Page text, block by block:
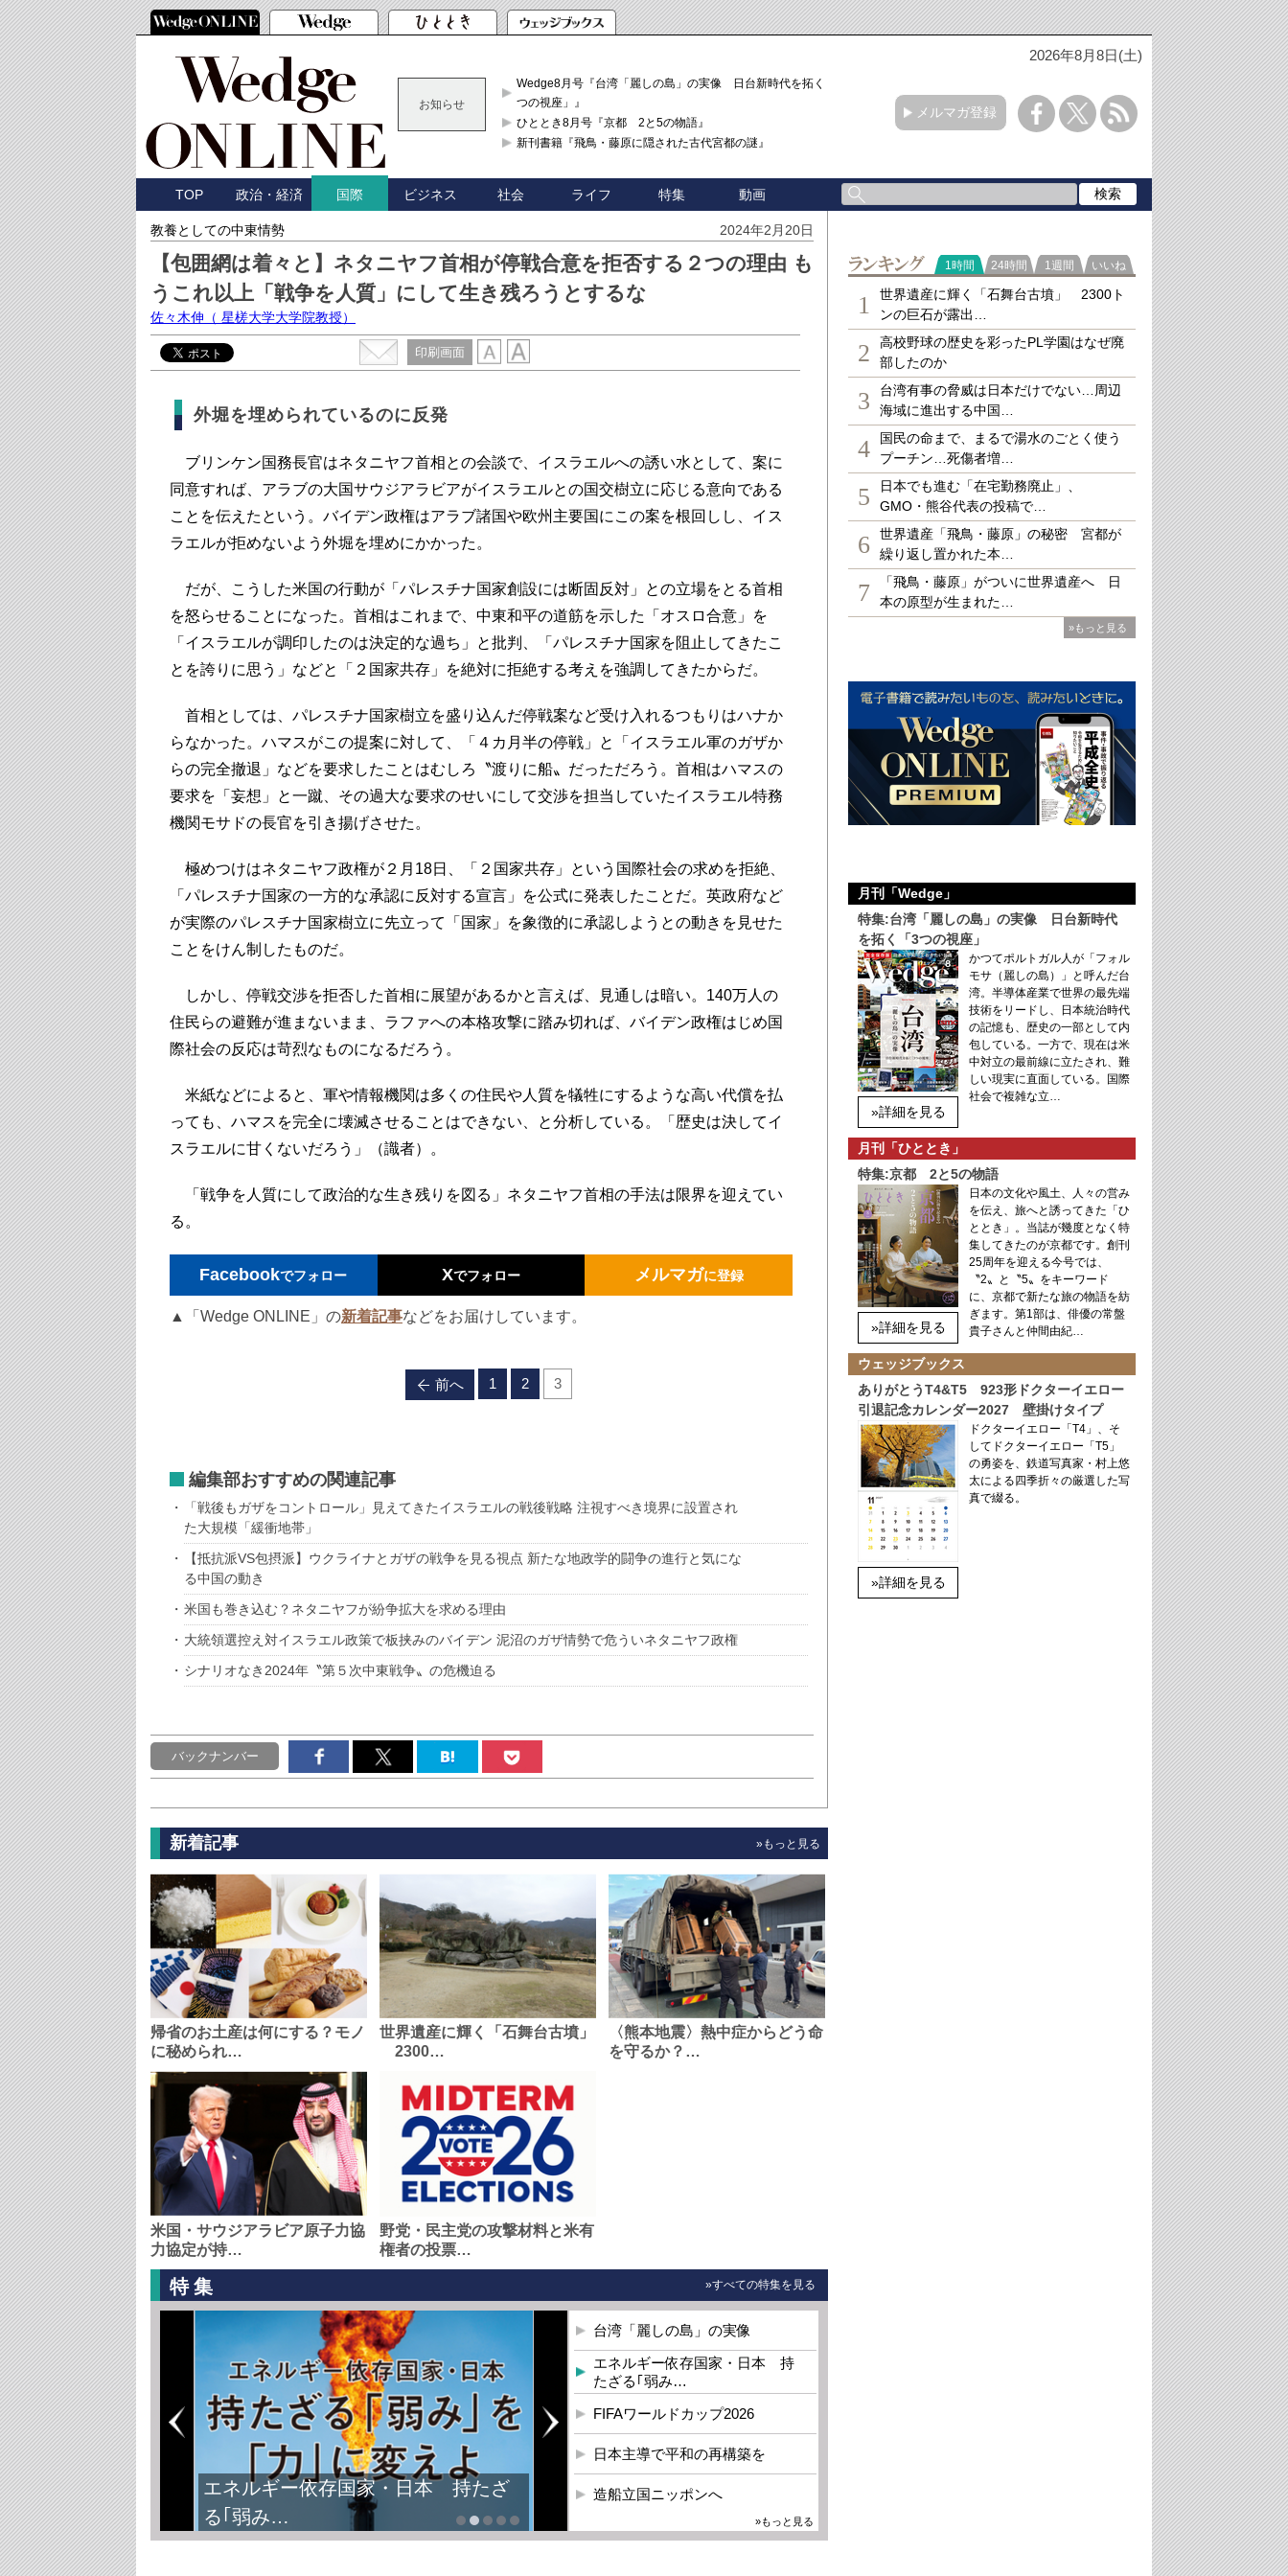
2026年8月8日(土)
お知らせ
Wedge8月号『台湾「麗しの島」の実像 日台新時代を拓く「3
つの視座」』
ひととき8月号『京都 2と5の物語』
新刊書籍『飛鳥・藤原に隠された古代宮都の謎』
メルマガ登録
TOP 政治・経済 国際 ビジネス 社会 ライフ 特集 動画
教養としての中東情勢 2024年2月20日
【包囲網は着々と】ネタニヤフ首相が停戦合意を拒否する２つの理由 も
うこれ以上「戦争を人質」にして生き残ろうとするな
佐々木伸 （ 星槎大学大学院教授）
印刷画面
外堀を埋められているのに反発
ブリンケン国務長官はネタニヤフ首相との会談で、イスラエルへの誘い水として、案に
同意すれば、アラブの大国サウジアラビアがイスラエルとの国交樹立に応じる意向である
ことを伝えたという。バイデン政権はアラブ諸国や欧州主要国にこの案を根回しし、イス
ラエルが拒めないよう外堀を埋めにかかった。
だが、こうした米国の行動が「パレスチナ国家創設には断固反対」との立場をとる首相
を怒らせることになった。首相はこれまで、中東和平の道筋を示した「オスロ合意」を
「イスラエルが調印したのは決定的な過ち」と批判、「パレスチナ国家を阻止してきたこ
とを誇りに思う」などと「２国家共存」を絶対に拒絶する考えを強調してきたからだ。
首相としては、パレスチナ国家樹立を盛り込んだ停戦案など受け入れるつもりはハナか
らなかった。ハマスがこの提案に対して、「４カ月半の停戦」と「イスラエル軍のガザか
らの完全撤退」などを要求したことはむしろ〝渡りに船〟だっただろう。首相はハマスの
要求を「妄想」と一蹴、その過大な要求のせいにして交渉を担当していたイスラエル特務
機関モサドの長官を引き揚げさせた。
極めつけはネタニヤフ政権が２月18日、「２国家共存」という国際社会の求めを拒絶、
「パレスチナ国家の一方的な承認に反対する宣言」を公式に発表したことだ。英政府など
が実際のパレスチナ国家樹立に先立って「国家」を象徴的に承認しようとの動きを見せた
ことをけん制したものだ。
しかし、停戦交渉を拒否した首相に展望があるかと言えば、見通しは暗い。140万人の
住民らの避難が進まないまま、ラファへの本格攻撃に踏み切れば、バイデン政権はじめ国
際社会の反応は苛烈なものになるだろう。
米紙などによると、軍や情報機関は多くの住民や人質を犠牲にするような高い代償を払
っても、ハマスを完全に壊滅させることはできない、と分析している。「歴史は決してイ
スラエルに甘くないだろう」（識者）。
「戦争を人質にして政治的な生き残りを図る」ネタニヤフ首相の手法は限界を迎えてい
る。
Facebookでフォロー Xでフォロー メルマガに登録
▲「Wedge ONLINE」の新着記事などをお届けしています。
前へ 1 2 3
編集部おすすめの関連記事
「戦後もガザをコントロール」見えてきたイスラエルの戦後戦略 注視すべき境界に設置され
た大規模「緩衝地帯」
【抵抗派VS包摂派】ウクライナとガザの戦争を見る視点 新たな地政学的闘争の進行と気にな
る中国の動き
米国も巻き込む？ネタニヤフが紛争拡大を求める理由
大統領選控え対イスラエル政策で板挟みのバイデン 泥沼のガザ情勢で危ういネタニヤフ政権
シナリオなき2024年〝第５次中東戦争〟の危機迫る
バックナンバー
新着記事 »もっと見る
帰省のお土産は何にする？モノ
に秘められ…
世界遺産に輝く「石舞台古墳」
2300…
〈熊本地震〉熱中症からどう命
を守るか？…
米国・サウジアラビア原子力協
力協定が持…
野党・民主党の攻撃材料と米有
権者の投票…
特集 »すべての特集を見る
エネルギー依存国家・日本 持たざ
る｢弱み…
台湾「麗しの島」の実像
エネルギー依存国家・日本 持
たざる｢弱み…
FIFAワールドカップ2026
日本主導で平和の再構築を
造船立国ニッポンへ
»もっと見る
ランキング
1時間 24時間 1週間 いいね
1
世界遺産に輝く「石舞台古墳」 2300ト
ンの巨石が露出…
2
高校野球の歴史を彩ったPL学園はなぜ廃
部したのか
3
台湾有事の脅威は日本だけでない…周辺
海域に進出する中国…
4
国民の命まで、まるで湯水のごとく使う
プーチン…死傷者増…
5
日本でも進む「在宅勤務廃止」、
GMO・熊谷代表の投稿で…
6
世界遺産「飛鳥・藤原」の秘密 宮都が
繰り返し置かれた本…
7
「飛鳥・藤原」がついに世界遺産へ 日
本の原型が生まれた…
»もっと見る
月刊「Wedge」
特集:台湾「麗しの島」の実像 日台新時代
を拓く「3つの視座」
»詳細を見る
かつてポルトガル人が「フォル
モサ（麗しの島）」と呼んだ台
湾。半導体産業で世界の最先端
技術をリードし、日本統治時代
の記憶も、歴史の一部として内
包している。一方で、現在は米
中対立の最前線に立たされ、難
しい現実に直面している。国際
社会で複雑な立…
月刊「ひととき」
特集:京都 2と5の物語
»詳細を見る
日本の文化や風土、人々の営み
を伝え、旅へと誘ってきた「ひ
ととき」。当誌が幾度となく特
集してきたのが京都です。創刊
25周年を迎える今号では、
〝2〟と〝5〟をキーワード
に、京都で新たな旅の物語を紡
ぎます。第1部は、俳優の常盤
貴子さんと仲間由紀…
ウェッジブックス
ありがとうT4&T5 923形ドクターイエロー
引退記念カレンダー2027 壁掛けタイプ
»詳細を見る
ドクターイエロー「T4」、そ
してドクターイエロー「T5」
の勇姿を、鉄道写真家・村上悠
太による四季折々の厳選した写
真で綴る。